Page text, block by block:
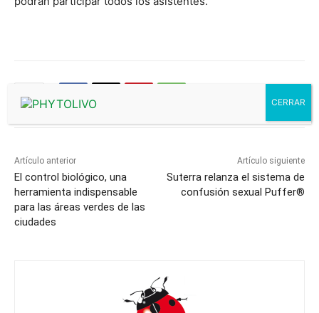
Artículo anterior
El control biológico, una
herramienta indispensable
para las áreas verdes de las
ciudades
Artículo siguiente
Suterra relanza el sistema de
confusión sexual Puffer®